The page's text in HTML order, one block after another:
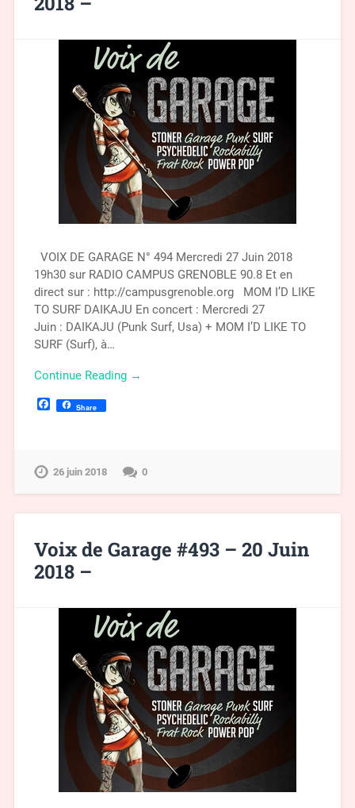
VOIX DE GARAGE N° 494 Mercredi 27 Juin 2018
19h30 sur RADIO CAMPUS GRENOBLE 90.8 Et en
direct sur : http://campusgrenoble.org MOM I’D LIKE
TO SURF DAIKAJU En concert : Mercredi 27
Juin : DAIKAJU (Punk Surf, Usa) + MOM I’D LIKE TO
SURF (Surf), à…
Continue Reading →
Facebook
Share
26 juin 2018 0
Voix de Garage #493 – 20 Juin
2018 –